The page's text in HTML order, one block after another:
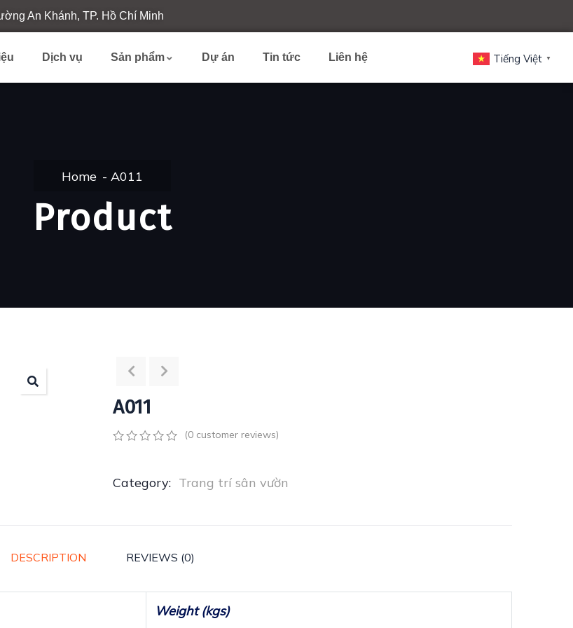
An Khánh, TP. Hồ Chí Minh
Dịch vụ Sản phẩm Dự án Tin tức Liên hệ Tiếng Việt ▼
Home A011
Product
A011
of
based
(0 customer reviews)
Category: Trang trí sân vườn
DESCRIPTION REVIEWS (0)
Weight (kgs)